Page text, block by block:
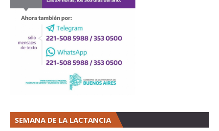
SEMANA DE LA LACTANCIA